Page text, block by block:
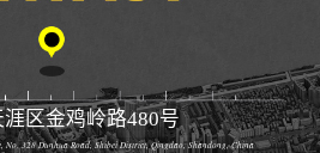
区金鸡岭路480号
No. 328 Dunhua Road, Shibei District, Qingdao, Shandong, China